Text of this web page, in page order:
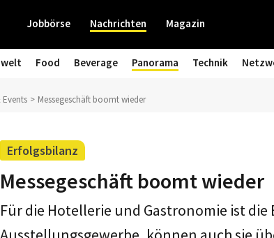
Jobbörse Nachrichten Magazin
Food Beverage Panorama Technik
Events Messegeschäft boomt wieder
Erfolgsbilanz
Messegeschäft boomt wieder
Für die Hotellerie und Gastronomie ist